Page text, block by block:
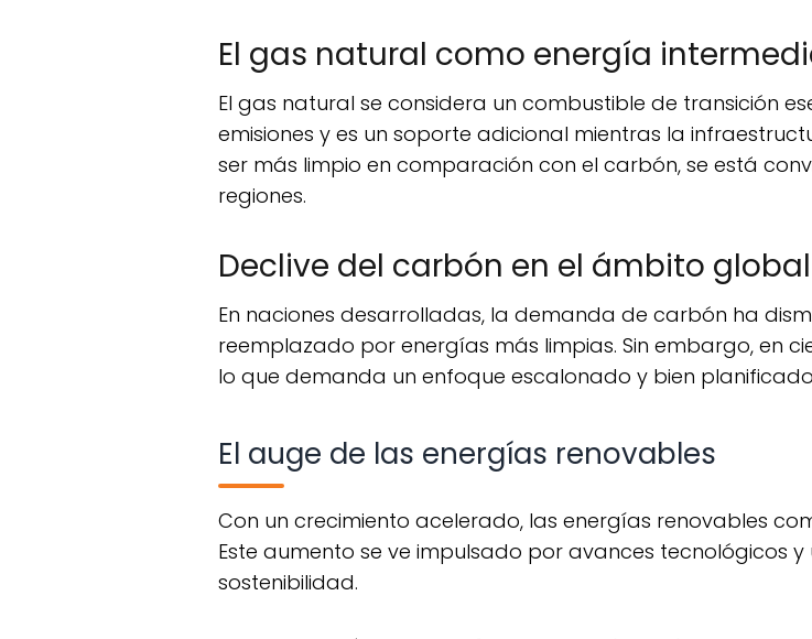
El gas natural como energía
El gas natural se considera un combustible de transición esencial. Ofrece ventajas en términos de
emisiones y es un soporte adicional mientras la
ser más limpio en comparación con el carbón, se está
regiones.
Declive del carbón en el ámbito global
En naciones desarrolladas, la demanda de carbón ha disminuido significativamente, siendo
reemplazado por energías más limpias. Sin embargo, en
lo que demanda un enfoque escalonado y bien
El auge de las energías renovables
Con un crecimiento acelerado, las energías renovables como la solar y la eólica están ganando terreno.
Este aumento se ve impulsado por avances tecnológicos
sostenibilidad.